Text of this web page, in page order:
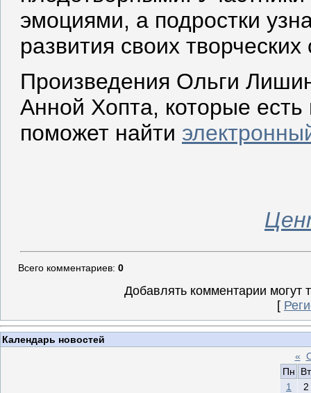
эмоциями, а подростки
развития своих
Произведения Ольги
Анной Хопта, которые
поможет найти
Всего комментариев: 0
Добавлять комментарии могут
[
Календарь новостей
«
Пн
Вт
1
2